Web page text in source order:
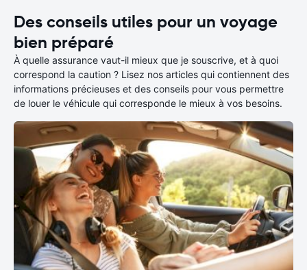
Des conseils utiles pour un voyage
bien préparé
À quelle assurance vaut-il mieux que je souscrive, et à quoi
correspond la caution ? Lisez nos articles qui contiennent des
informations précieuses et des conseils pour vous permettre
de louer le véhicule qui corresponde le mieux à vos besoins.